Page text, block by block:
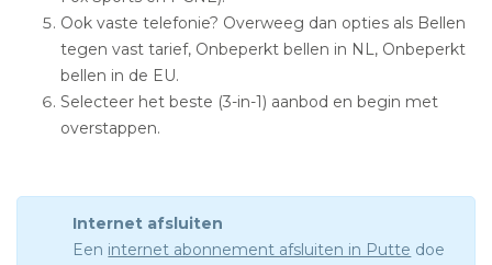
Ook vaste telefonie? Overweeg dan opties als Bellen
tegen vast tarief, Onbeperkt bellen in NL, Onbeperkt
bellen in de EU.
Selecteer het beste (3-in-1) aanbod en begin met
overstappen.
Internet afsluiten
Een internet abonnement afsluiten in Putte doe